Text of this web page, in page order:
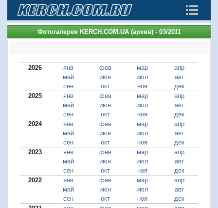
Фотогалерея KERCH.COM.UA (архив) - 03/2011
2026 янв фев мар
апр
май
июн июл
авг
сен
окт ноя
дек
2025
янв фев мар
апр
май
июн июл
авг
сен
окт ноя
дек
2024
янв фев мар
апр
май
июн июл
авг
сен
окт ноя
дек
2023
янв фев мар
апр
май
июн июл
авг
сен
окт ноя
дек
2022
янв фев мар
апр
май
июн июл
авг
сен
окт ноя
дек